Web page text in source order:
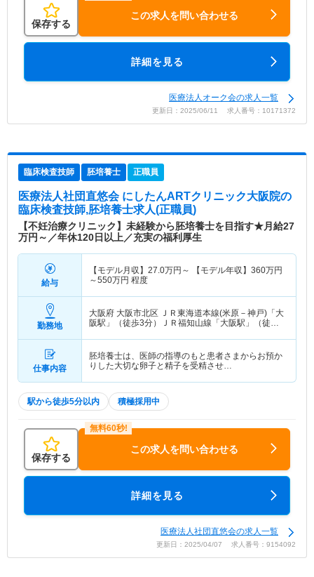
保存する
この求人を問い合わせる
詳細を見る
医療法人オーク会の求人一覧
更新日：2025/06/11 求人番号：10171372
臨床検査技師 胚培養士 正職員
医療法人社団直悠会 にしたんARTクリニック大阪院の
臨床検査技師,胚培養士求人(正職員)
【不妊治療クリニック】未経験から胚培養士を目指す★月給27
万円～／年休120日以上／充実の福利厚生
給与
【モデル月収】 27.0万円～ 【モデル年収】 360万円
～550万円 程度
勤務地
大阪府 大阪市北区 ＪＲ東海道本線(米原－神戸)「大
阪駅」（徒歩3分）ＪＲ福知山線「大阪駅」（徒歩3
仕事内容
胚培養士は、医師の指導のもと患者さまからお預か
りした大切な卵子と精子を受精させ…
駅から徒歩5分以内 積極採用中
保存する
この求人を問い合わせる
詳細を見る
医療法人社団直悠会の求人一覧
更新日：2025/04/07 求人番号：9154092